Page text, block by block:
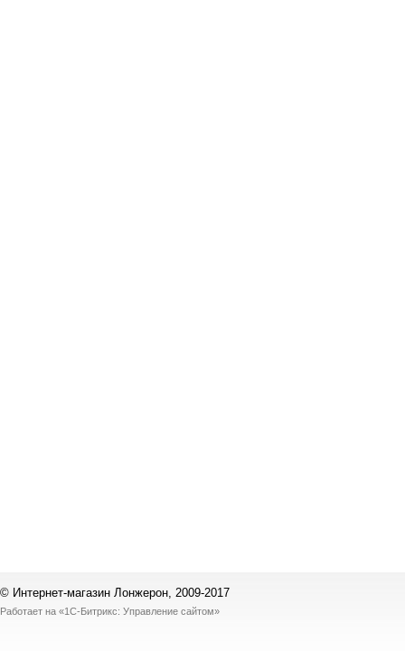
© Интернет-магазин Лонжерон, 2009-2017
Работает на «1С-Битрикс: Управление сайтом»